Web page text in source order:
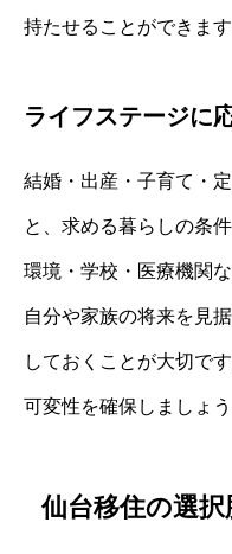
持たせることができます
ライフステージに
結婚・出産・子育て・
と、求める暮らしの条
環境・学校・医療機関
自分や家族の将来を見
しておくことが大切で
可変性を確保しましょう
仙台移住の選